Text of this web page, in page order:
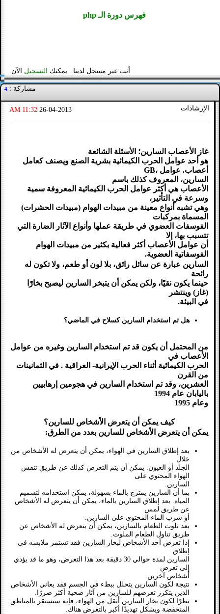
فهرس دورة الـ php
أنت غير مسجل لدينا.. يمكنك التسجيل الآن.
مشاركة : 4
الإرشادات 26-04-2013
11:32 AM
غاز الأعصاب السارين؛ الأسئلة الشائعة
هو أحد عوامل الحرب الكيمائية بشرية الصنع ويصنف كعامل
أعصاب. عوامل ،GB
السارين، المعروف كذلك باسم
الأعصاب هي أكثر عوامل الحرب الكيمائية المعروفة سمية
وسرعة في التأثير،
وهي تشبه أنواع معينة من مبيدات الهوام (مبيدات الحشرات)
المسماة بمركبات
الفوسفات العضوي في طريقة عملها وأنواع الآثار الضارة التي
تتسبب بها، إلا
أن عوامل الأعصاب أكثر فعالية بكثير من مبيدات الهوام
الفوسفاتية العضوية.
السارين عبارة عن سائل رائق، بلا لون أو طعم، ولا تكون له
رائحة
حينما يكون نقيًا، ولكن يمكن أن يتبخر السارين ليصبح بخارًا
(غاز) وينتشر
في البيئة.
هل تم استخدام السارين كسلاح في الماضي؟
من المحتمل أن يكون قد تم استخدام السارين وغيره من عوامل
الأعصاب في
الحرب الكيمائية أثناء الحرب الإيرانية- العراقية . في الثمانينات
من القرن
العشرين، وقد تم استخدام السارين في هجومين إرهابيين
باليابان عام 1994
وعام 1995
كيف يمكن أن يتعرض الأشخاص للسارين؟
يمكن أن يتعرض الأشخاص للسارين بعدد من الطرق:
بعد إطلاق السارين في الهواء، يمكن أن يتعرض له الأشخاص من
خلال
الجلد أو العيون. يمكن أن يتم التعرض كذلك عن طريق تنفس
الهواء المحتوي على
السارين.
بما أن السارين يمتزج بالماء بسهولة، يمكن استخدامه لتسميم
المياه. بعد إطلاق السارين بالماء، يمكن أن يتعرض له الأشخاص
عن طريق لمس
أو شرب الماء المحتوي على السارين.
بعد تلوث الطعام بالسارين، يمكن أن يتعرض له الأشخاص عن
طريق تناول الطعام الملوث.
إذا تعرض أحد الأشخاص لبخار السارين فقد تستمر ملابسه في
إطلاق
السارين لمدة حوالي 30 دقيقة بعد هذا التعرض، وهو ما قد يؤدي
إلى تعرض
أشخاص آخرين.
نتيجة لكون السارين يتحلل ببطء في الجسم فقد يعاني الأشخاص
الذين يتكرر تعرضهم للسارين من آثار صحية أكثر ضررًا.
نظرًا لكون بخار السارين أثقل من الهواء، فإنه سيستقر بالمناطق
المنخفضة ويشكل تهديدًا أكبر بالتعرض هناك.